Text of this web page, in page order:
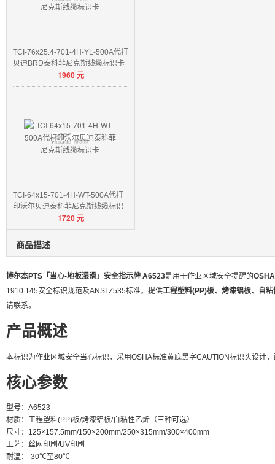
TCI-76x25.4-701-4H-YL-500A代打
贝迪BRD泰科菲尼克斯线缆标识卡
1960元
TCI-64x15-701-4H-WT-500A代打
印沃尔贝迪泰科菲尼克斯线缆标识
1720元
商品描述
博尔杰PTS「当心-地板湿滑」安全指示牌 A6523是用于作业区域安全提醒的
1910.145安全标识规范及ANSI Z535标准。提供工程塑料(PP)板、烤漆铝板、自粘
请联系。
产品概述
本标识为作业区域安全当心标识，采用OSHA标准黄底黑字CAUTION标识头设计
核心参数
型号：A6523
材质：工程塑料(PP)板/烤漆铝板/自粘性乙烯（三种可选）
尺寸：125×157.5mm/150×200mm/250×315mm/300×400mm
工艺：丝网印刷/UV印刷
耐温：-30℃至80℃